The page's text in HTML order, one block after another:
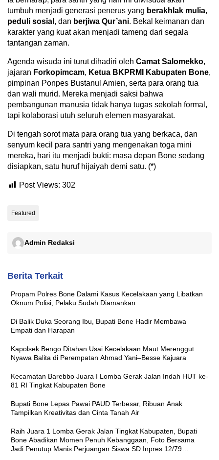
tumbuh menjadi generasi penerus yang berakhlak mulia,
peduli sosial , dan berjiwa Qur’ani. Bekal keimanan dan
karakter yang kuat akan menjadi tameng dari segala
tantangan zaman.
Agenda wisuda ini turut dihadiri oleh Camat Salomekko,
jajaran Forkopimcam, Ketua BKPRMI Kabupaten Bone,
pimpinan Ponpes Bustanul Amien, serta para orang tua
dan wali murid. Mereka menjadi saksi bahwa
pembangunan manusia tidak hanya tugas sekolah formal,
tapi kolaborasi utuh seluruh elemen masyarakat.
Di tengah sorot mata para orang tua yang berkaca, dan
senyum kecil para santri yang mengenakan toga mini
mereka, hari itu menjadi bukti: masa depan Bone sedang
disiapkan, satu huruf hijaiyah demi satu. (*)
Post Views: 302
Featured
Admin Redaksi
Berita Terkait
Propam Polres Bone Dalami Kasus Kecelakaan yang Libatkan
Oknum Polisi, Pelaku Sudah Diamankan
Di Balik Duka Seorang Ibu, Bupati Bone Hadir Membawa
Empati dan Harapan
Kapolsek Bengo Ditahan Usai Kecelakaan Maut Merenggut
Nyawa Balita di Perempatan Ahmad Yani–Besse Kajuara
Kecamatan Barebbo Juara I Lomba Gerak Jalan Indah HUT ke-
81 RI Tingkat Kabupaten Bone
Bupati Bone Lepas Pawai PAUD Terbesar, Ribuan Anak
Tampilkan Kreativitas dan Cinta Tanah Air
Raih Juara 1 Lomba Gerak Jalan Tingkat Kabupaten, Bupati
Bone Abadikan Momen Penuh Kebanggaan, Foto Bersama
Jadi Penutup Manis Perjuangan Siswa SD Inpres 12/79